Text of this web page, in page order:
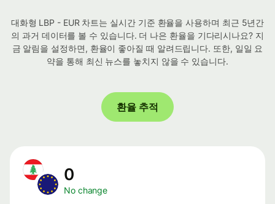
대화형 LBP - EUR 차트는 실시간 기준 환율을 사용하며 최근 5년간
의 과거 데이터를 볼 수 있습니다. 더 나은 환율을 기다리시나요? 지
금 알림을 설정하면, 환율이 좋아질 때 알려드립니다. 또한, 일일 요
약을 통해 최신 뉴스를 놓치지 않을 수 있습니다.
환율 추적
0
No change